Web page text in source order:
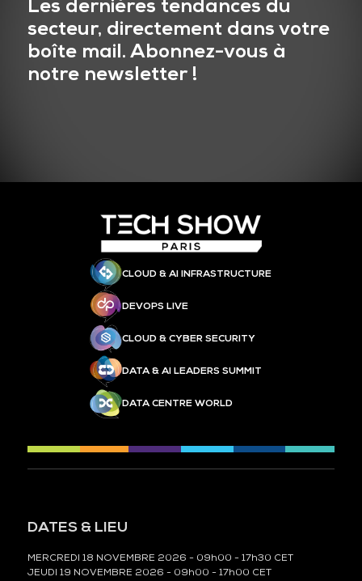
Les dernières tendances du
secteur, directement dans votre
boîte mail. Abonnez-vous à
notre newsletter !
CLOUD & AI INFRASTRUCTURE
DEVOPS LIVE
CLOUD & CYBER SECURITY
DATA & AI LEADERS SUMMIT
DATA CENTRE WORLD
DATES & LIEU
MERCREDI 18 NOVEMBRE 2026 - 09h00 - 17h30 CET
JEUDI 19 NOVEMBRE 2026 - 09h00 - 17h00 CET